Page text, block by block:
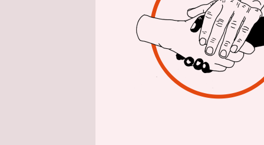
der
die
te­r:in­nen
doch
Der
Westen,